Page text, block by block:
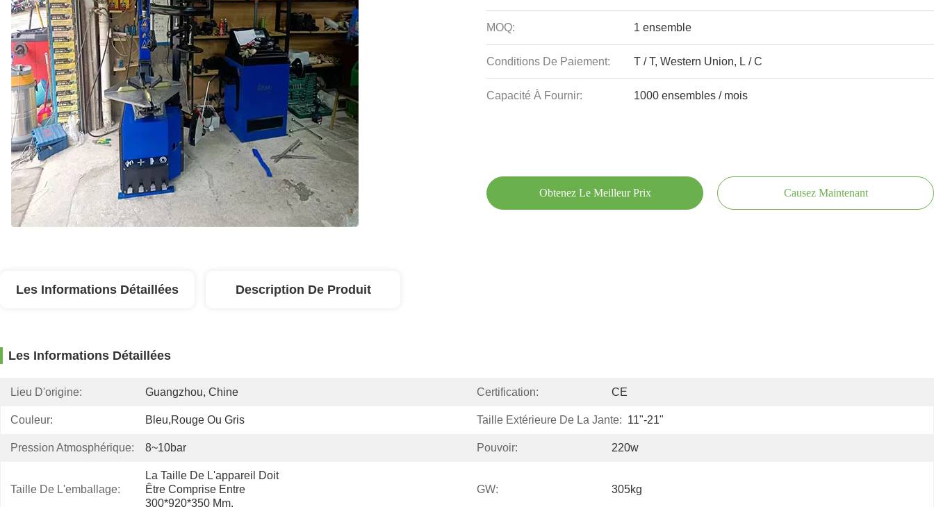
MOQ: 1 ensemble
Conditions De Paiement: T / T, Western Union, L / C
Capacité À Fournir: 1000 ensembles / mois
Obtenez Le Meilleur Prix Causez Maintenant
Les Informations Détaillées Description De Produit
Les Informations Détaillées
Lieu D'origine: Guangzhou, Chine Certification: CE
Couleur: Bleu,rouge Ou Gris Taille Extérieure De La Jante: 11"-21"
Pression Atmosphérique: 8~10bar Pouvoir: 220w
Taille De L'emballage:
La Taille De L'appareil Doit
Être Comprise Entre
300*920*350 Mm.
GW: 305kg